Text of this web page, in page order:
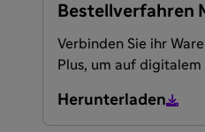
Bestellverfahren
Verbinden Sie ihr
Plus, um auf digitalem
Herunterladen